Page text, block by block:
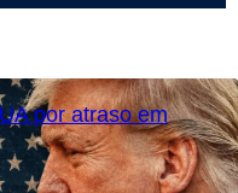
por atraso em